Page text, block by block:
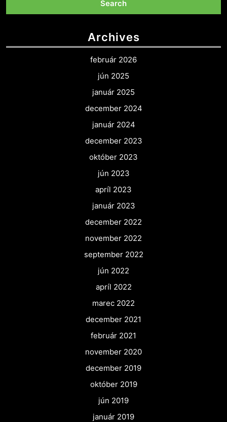
Archives
február 2026
jún 2025
január 2025
december 2024
január 2024
december 2023
október 2023
jún 2023
apríl 2023
január 2023
december 2022
november 2022
september 2022
jún 2022
apríl 2022
marec 2022
december 2021
február 2021
november 2020
december 2019
október 2019
jún 2019
január 2019